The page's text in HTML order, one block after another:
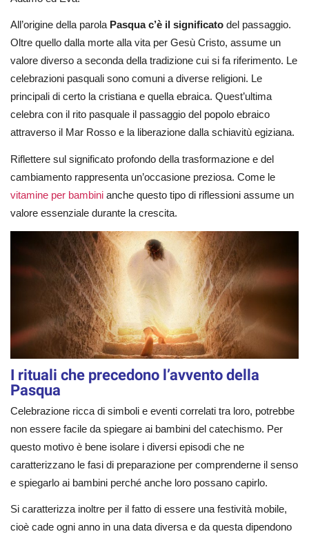
All’origine della parola Pasqua c’è il significato del passaggio.
Oltre quello dalla morte alla vita per Gesù Cristo, assume un
valore diverso a seconda della tradizione cui si fa riferimento. Le
celebrazioni pasquali sono comuni a diverse religioni. Le
principali di certo la cristiana e quella ebraica. Quest’ultima
celebra con il rito pasquale il passaggio del popolo ebraico
attraverso il Mar Rosso e la liberazione dalla schiavitù egiziana.
Riflettere sul significato profondo della trasformazione e del
cambiamento rappresenta un’occasione preziosa. Come le
vitamine per bambini anche questo tipo di riflessioni assume un
valore essenziale durante la crescita.
I rituali che precedono l’avvento della
Pasqua
Celebrazione ricca di simboli e eventi correlati tra loro, potrebbe
non essere facile da spiegare ai bambini del catechismo. Per
questo motivo è bene isolare i diversi episodi che ne
caratterizzano le fasi di preparazione per comprenderne il senso
e spiegarlo ai bambini perché anche loro possano capirlo.
Si caratterizza inoltre per il fatto di essere una festività mobile,
cioè cade ogni anno in una data diversa e da questa dipendono